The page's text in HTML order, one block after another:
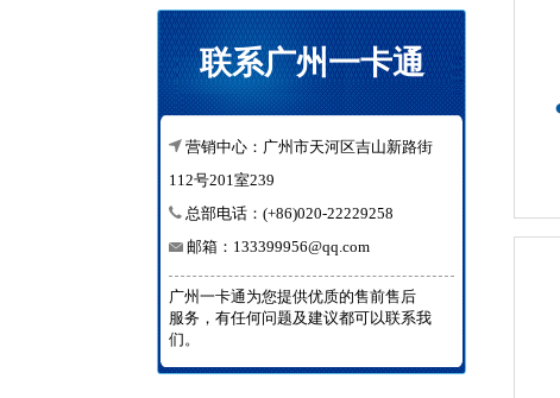
联系广州一卡通
营销中心：广州市天河区吉山新路街
112号201室239
总部电话：(+86)020-22229258
邮箱：133399956@qq.com
广州一卡通为您提供优质的售前售后
服务，有任何问题及建议都可以联系我
们。